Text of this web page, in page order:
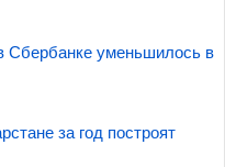
Сбербанке уменьшилось в
за год построят